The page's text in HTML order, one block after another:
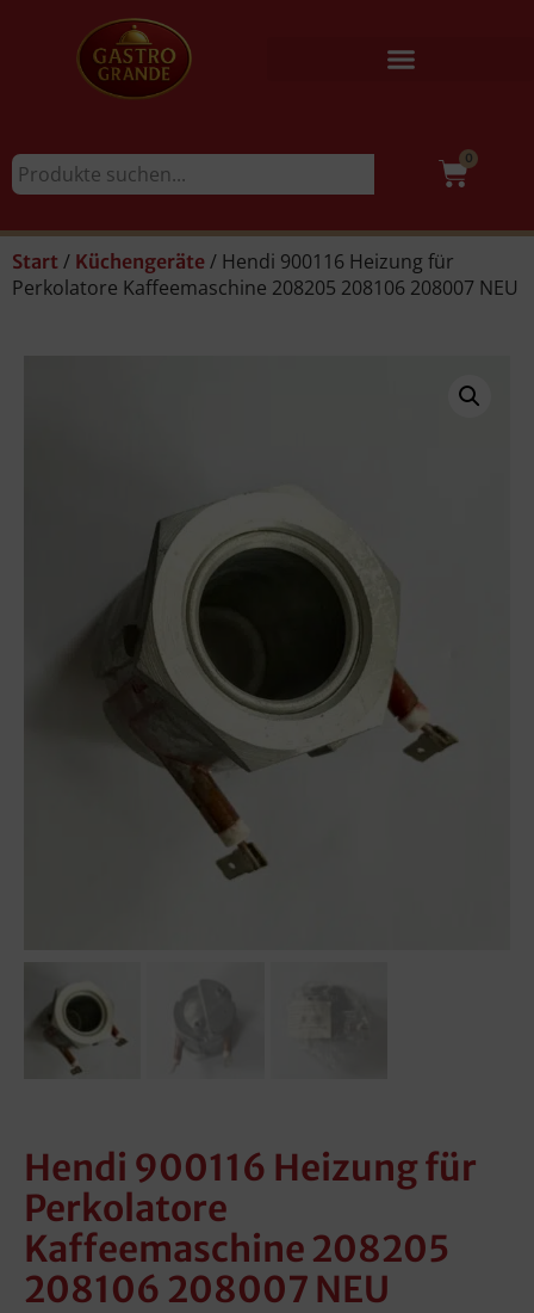
0
Start / Küchengeräte / Hendi 900116 Heizung für
Perkolatore Kaffeemaschine 208205 208106 208007 NEU
Hendi 900116 Heizung für
Perkolatore
Kaffeemaschine 208205
208106 208007 NEU